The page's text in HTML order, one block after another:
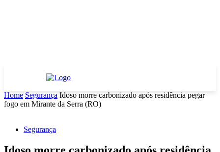
Home Segurança Idoso morre carbonizado após residência pegar
fogo em Mirante da Serra (RO)
Segurança